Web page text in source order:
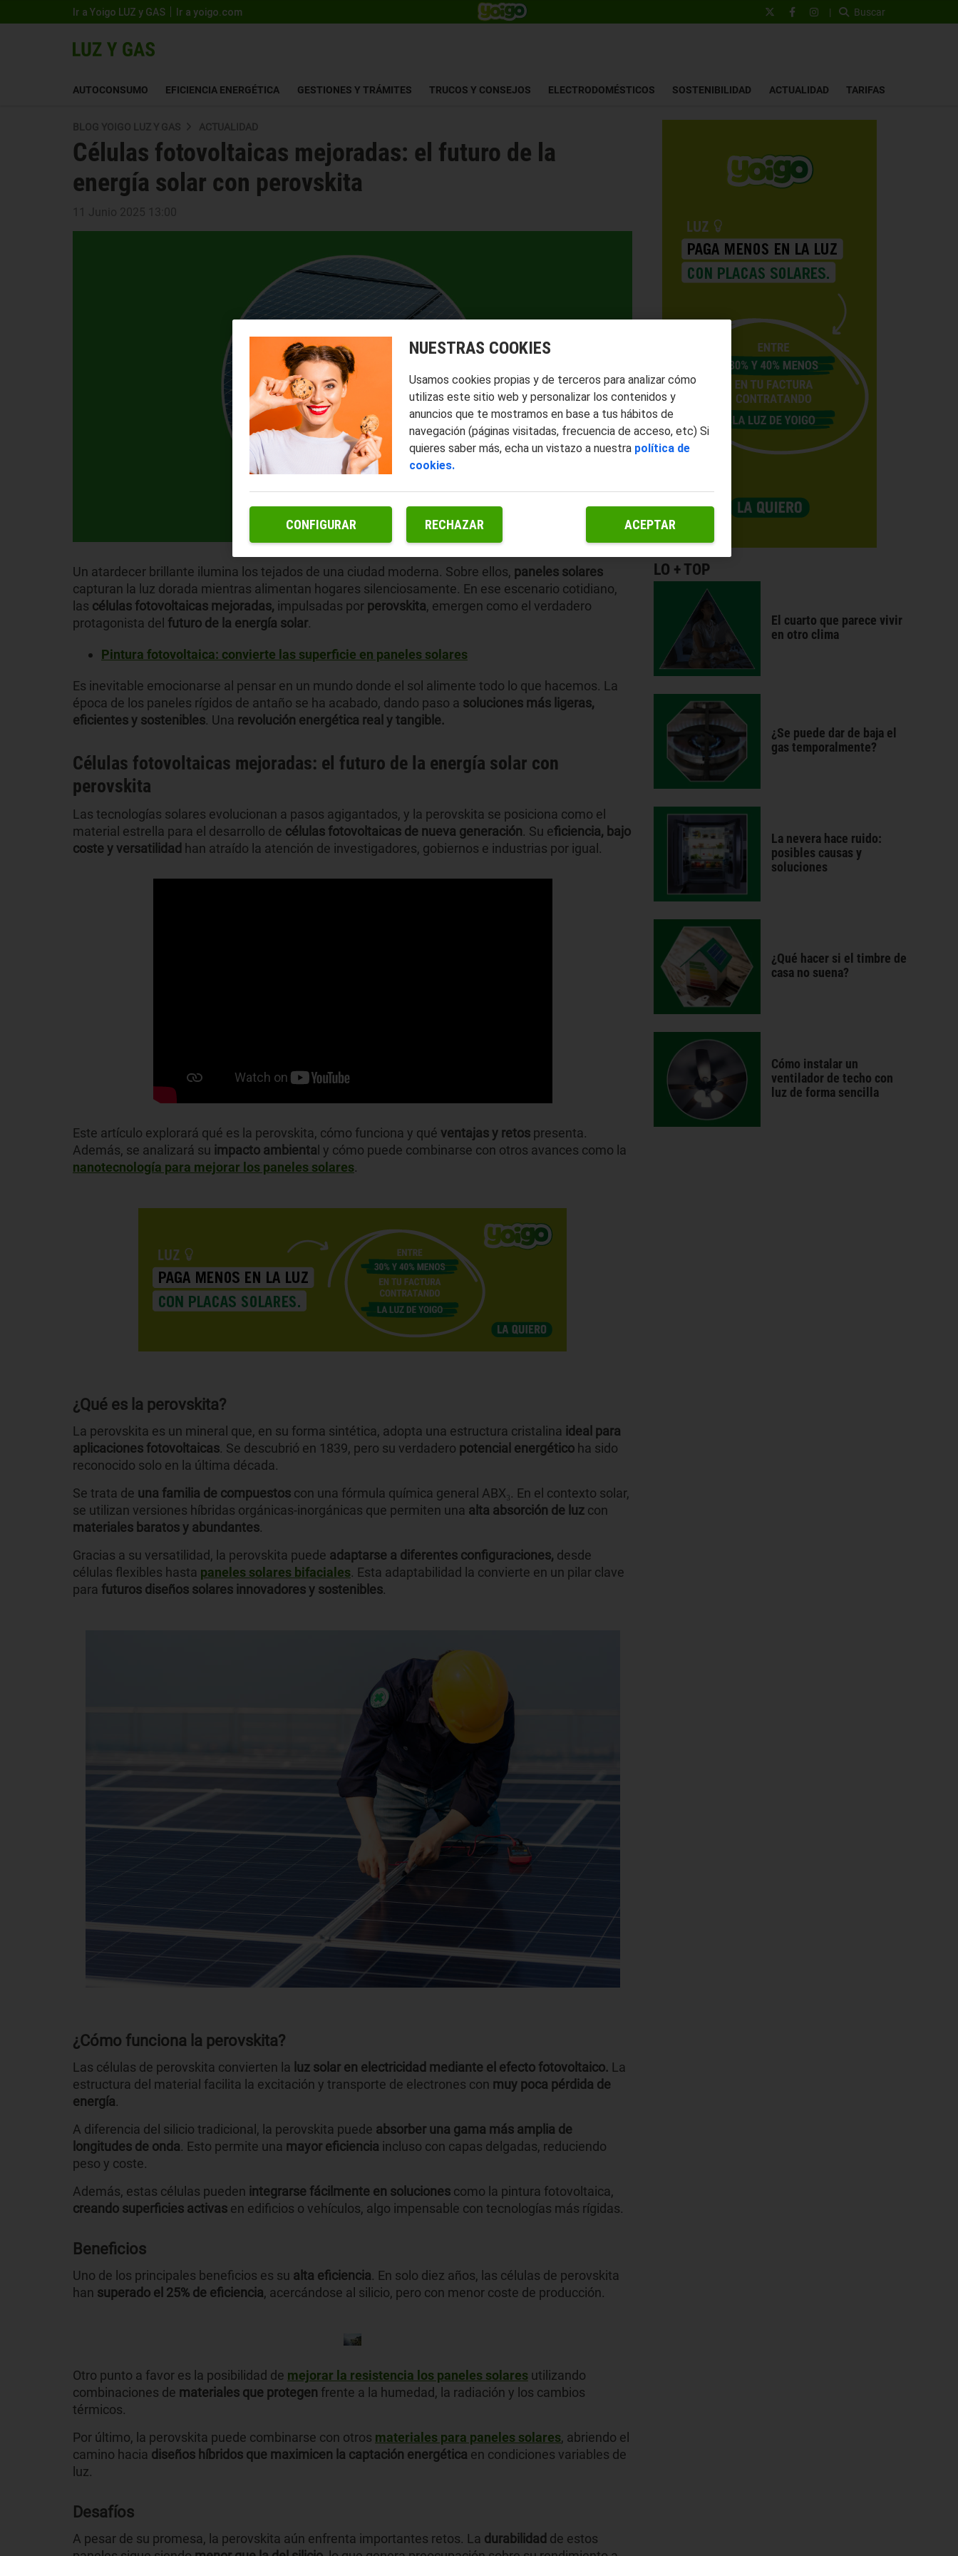
Ir a Yoigo LUZ y GAS Ir a yoigo.com | Buscar
AUTOCONSUMO EFICIENCIA ENERGÉTICA GESTIONES Y TRÁMITES TRUCOS Y CONSEJOS ELECTRODOMÉSTICOS SOSTENIBILIDAD ACTUALIDAD TARIFAS
BLOG YOIGO LUZ Y GAS ACTUALIDAD
Células fotovoltaicas mejoradas: el futuro de la
energía solar con perovskita
11 Junio 2025 13:00
Un atardecer brillante ilumina los tejados de una ciudad moderna. Sobre ellos, paneles solares
capturan la luz dorada mientras alimentan hogares silenciosamente. En ese escenario cotidiano,
las células fotovoltaicas mejoradas, impulsadas por perovskita, emergen como el verdadero
protagonista del futuro de la energía solar.
Pintura fotovoltaica: convierte las superficie en paneles solares
Es inevitable emocionarse al pensar en un mundo donde el sol alimente todo lo que hacemos. La
época de los paneles rígidos de antaño se ha acabado, dando paso a soluciones más ligeras,
eficientes y sostenibles. Una revolución energética real y tangible.
Células fotovoltaicas mejoradas: el futuro de la energía solar con
perovskita
Las tecnologías solares evolucionan a pasos agigantados, y la perovskita se posiciona como el
material estrella para el desarrollo de células fotovoltaicas de nueva generación. Su eficiencia, bajo
coste y versatilidad han atraído la atención de investigadores, gobiernos e industrias por igual.
Este artículo explorará qué es la perovskita, cómo funciona y qué ventajas y retos presenta.
Además, se analizará su impacto ambiental y cómo puede combinarse con otros avances como la
nanotecnología para mejorar los paneles solares.
¿Qué es la perovskita?
La perovskita es un mineral que, en su forma sintética, adopta una estructura cristalina ideal para
aplicaciones fotovoltaicas. Se descubrió en 1839, pero su verdadero potencial energético ha sido
reconocido solo en la última década.
Se trata de una familia de compuestos con una fórmula química general ABX₃. En el contexto solar,
se utilizan versiones híbridas orgánicas-inorgánicas que permiten una alta absorción de luz con
materiales baratos y abundantes.
Gracias a su versatilidad, la perovskita puede adaptarse a diferentes configuraciones, desde
células flexibles hasta paneles solares bifaciales. Esta adaptabilidad la convierte en un pilar clave
para futuros diseños solares innovadores y sostenibles.
¿Cómo funciona la perovskita?
Las células de perovskita convierten la luz solar en electricidad mediante el efecto fotovoltaico. La
estructura del material facilita la excitación y transporte de electrones con muy poca pérdida de
energía.
A diferencia del silicio tradicional, la perovskita puede absorber una gama más amplia de
longitudes de onda. Esto permite una mayor eficiencia incluso con capas delgadas, reduciendo
peso y coste.
Además, estas células pueden integrarse fácilmente en soluciones como la pintura fotovoltaica,
creando superficies activas en edificios o vehículos, algo impensable con tecnologías más rígidas.
Beneficios
Uno de los principales beneficios es su alta eficiencia. En solo diez años, las células de perovskita
han superado el 25% de eficiencia, acercándose al silicio, pero con menor coste de producción.
Otro punto a favor es la posibilidad de mejorar la resistencia los paneles solares utilizando
combinaciones de materiales que protegen frente a la humedad, la radiación y los cambios
térmicos.
Por último, la perovskita puede combinarse con otros materiales para paneles solares, abriendo el
camino hacia diseños híbridos que maximicen la captación energética en condiciones variables de
luz.
Desafíos
A pesar de su promesa, la perovskita aún enfrenta importantes retos. La durabilidad de estos
LO + TOP
El cuarto que parece vivir
en otro clima
¿Se puede dar de baja el
gas temporalmente?
La nevera hace ruido:
posibles causas y
soluciones
¿Qué hacer si el timbre de
casa no suena?
Cómo instalar un
ventilador de techo con
luz de forma sencilla
NUESTRAS COOKIES
Usamos cookies propias y de terceros para analizar cómo
utilizas este sitio web y personalizar los contenidos y
anuncios que te mostramos en base a tus hábitos de
navegación (páginas visitadas, frecuencia de acceso, etc) Si
quieres saber más, echa un vistazo a nuestra política de
cookies.
CONFIGURAR RECHAZAR ACEPTAR